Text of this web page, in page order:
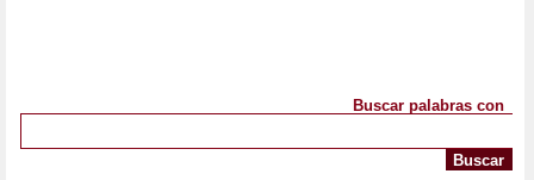
Buscar palabras con